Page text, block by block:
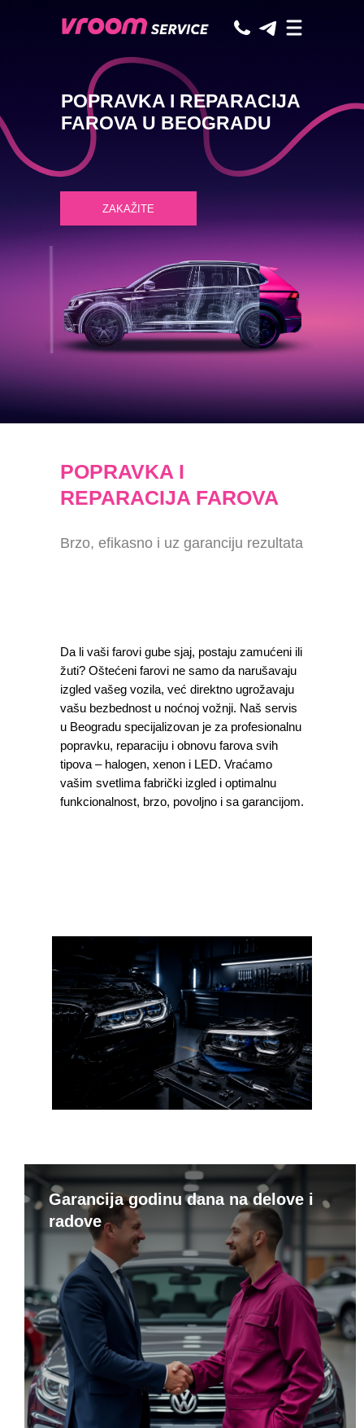
POPRAVKA I REPARACIJA
FAROVA U BEOGRADU
ZAKAŽITE
Da li vaši farovi gube sjaj, postaju zamućeni ili
žuti? Oštećeni farovi ne samo da narušavaju
izgled vašeg vozila, već direktno ugrožavaju
vašu bezbednost u noćnoj vožnji. Naš servis
u Beogradu specijalizovan je za profesionalnu
popravku, reparaciju i obnovu farova svih
tipova – halogen, xenon i LED. Vraćamo
vašim svetlima fabrički izgled i optimalnu
funkcionalnost, brzo, povoljno i sa garancijom.
Brzo, efikasno i uz garanciju rezultata
POPRAVKA I
REPARACIJA FAROVA
Garancija godinu dana na delove i
radove